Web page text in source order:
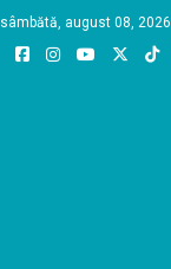
sâmbătă, august 08, 2026